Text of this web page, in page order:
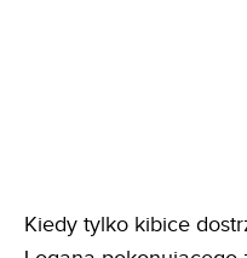
Kiedy tylko kibice